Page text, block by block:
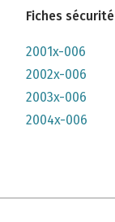
Fiches sécurité
2001x-006
2002x-006
2003x-006
2004x-006